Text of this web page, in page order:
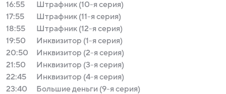
16:55
Штрафник (10-я серия)
17:55
Штрафник (11-я серия)
18:55
Штрафник (12-я серия)
19:50
Инквизитор (1-я серия)
20:50
Инквизитор (2-я серия)
21:50
Инквизитор (3-я серия)
22:45
Инквизитор (4-я серия)
23:40
Большие деньги (9-я серия)